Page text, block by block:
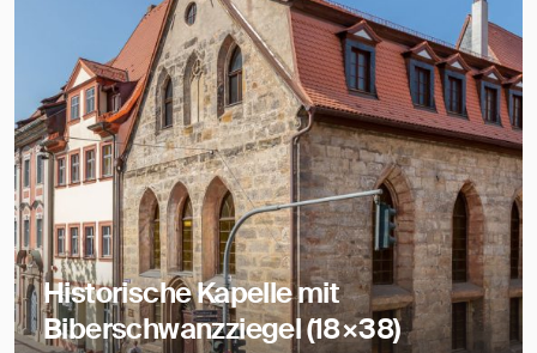
Historische Kapelle mit
Biberschwanzziegel (18×38)